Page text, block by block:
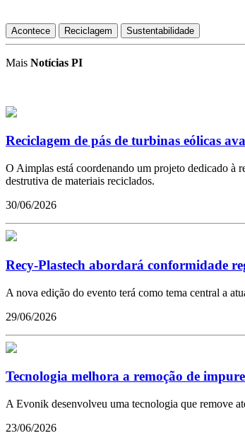
Acontece Reciclagem Sustentabilidade
Mais Notícias PI
Reciclagem de pás de turbinas eólicas
O Aimplas está coordenando um projeto dedicado à
destrutiva de materiais reciclados.
30/06/2026
Recy-Plastech abordará conformidade
A nova edição do evento terá como tema central a
29/06/2026
Tecnologia melhora a remoção de
A Evonik desenvolveu uma tecnologia que remove
23/06/2026